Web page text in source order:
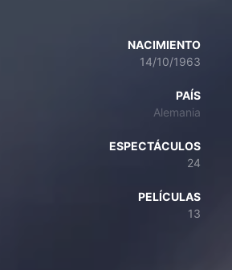
NACIMIENTO
14/10/1963
PAÍS
Alemania
ESPECTÁCULOS
24
PELÍCULAS
13